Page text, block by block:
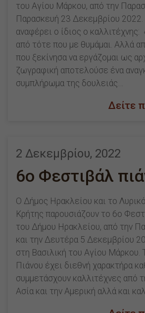
του Αγίου Μάρκου, από την
Παρασκευή 23 Δεκεμβρίου
αναφέρει ο ίδιος ο
από τότε που με θυμάμαι. Αλλά
που ξεκίνησα να εργάζομαι ως
ζωγραφική αποτελούσε ένα
συμπλήρωμα της δουλειάς…
Δείτε
2 Δεκεμβρίου, 2022
6o Φεστιβάλ
Ο Δήμος Ηρακλείου και το
Κρήτης παρουσιάζουν το 6ο
του Δήμου Ηρακλείου, από την
και την Δευτέρα 5 Δεκεμβρίου
στη Βασιλική του Αγίου Μάρκου.
Πιάνου έχει διεθνή χαρακτήρα
συμμετάσχουν καλλιτέχνες από
Ασία και την Αμερική αλλά και